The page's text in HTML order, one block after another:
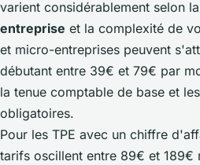
varient considérablement selon la
entreprise et la complexité de
et micro-entreprises peuvent
débutant entre 39€ et 79€ par
la tenue comptable de base et
obligatoires.
Pour les TPE avec un chiffre
tarifs oscillent entre 89€ et 189€